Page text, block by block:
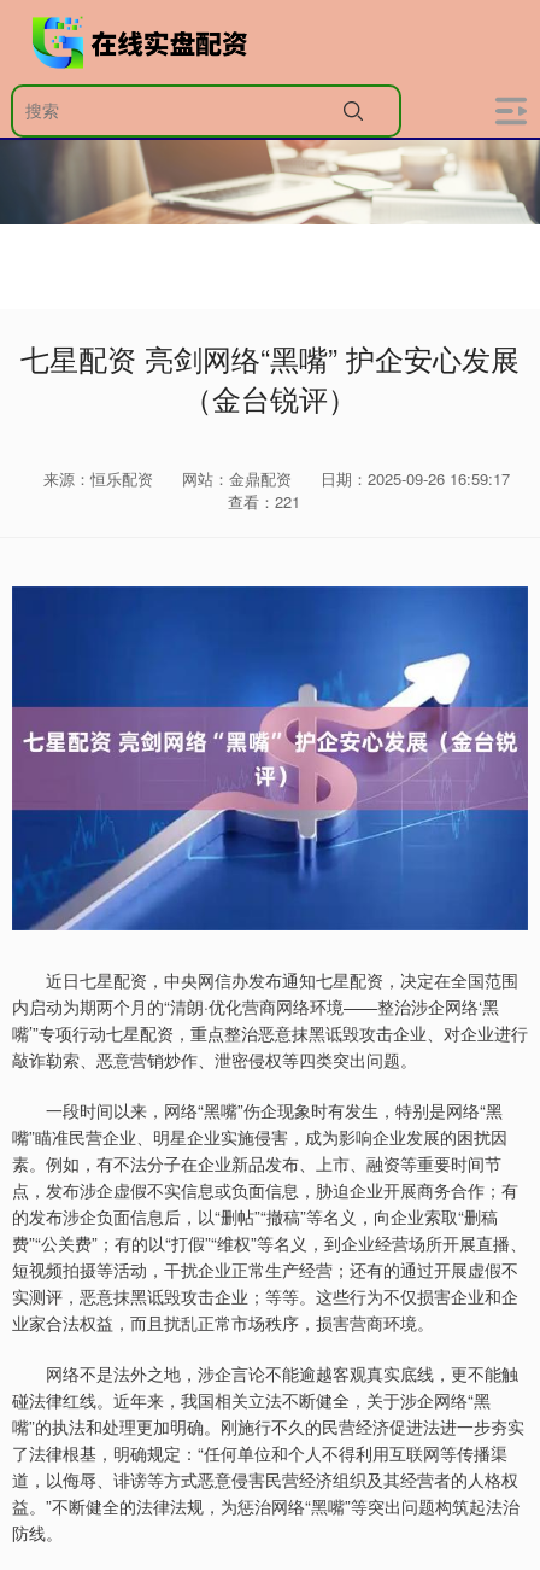
七星配资 亮剑网络“黑嘴” 护企安心发展
（金台锐评）
来源：恒乐配资 网站：金鼎配资
日期：2025-09-26 16:59:17
查看：221
近日七星配资，中央网信办发布通知七星配资，决定在全国范围
内启动为期两个月的“清朗·优化营商网络环境——整治涉企网络‘黑
嘴’”专项行动七星配资，重点整治恶意抹黑诋毁攻击企业、对企业进行
敲诈勒索、恶意营销炒作、泄密侵权等四类突出问题。
一段时间以来，网络“黑嘴”伤企现象时有发生，特别是网络“黑
嘴”瞄准民营企业、明星企业实施侵害，成为影响企业发展的困扰因
素。例如，有不法分子在企业新品发布、上市、融资等重要时间节
点，发布涉企虚假不实信息或负面信息，胁迫企业开展商务合作；有
的发布涉企负面信息后，以“删帖”“撤稿”等名义，向企业索取“删稿
费”“公关费”；有的以“打假”“维权”等名义，到企业经营场所开展直播、
短视频拍摄等活动，干扰企业正常生产经营；还有的通过开展虚假不
实测评，恶意抹黑诋毁攻击企业；等等。这些行为不仅损害企业和企
业家合法权益，而且扰乱正常市场秩序，损害营商环境。
网络不是法外之地，涉企言论不能逾越客观真实底线，更不能触
碰法律红线。近年来，我国相关立法不断健全，关于涉企网络“黑
嘴”的执法和处理更加明确。刚施行不久的民营经济促进法进一步夯实
了法律根基，明确规定：“任何单位和个人不得利用互联网等传播渠
道，以侮辱、诽谤等方式恶意侵害民营经济组织及其经营者的人格权
益。”不断健全的法律法规，为惩治网络“黑嘴”等突出问题构筑起法治
防线。